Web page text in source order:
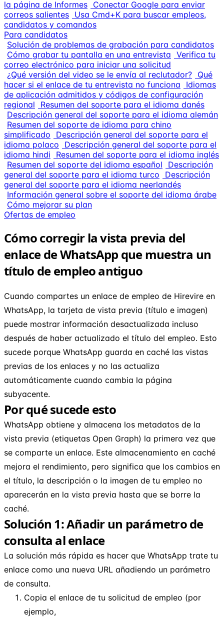
la página de Informes Conectar Google para enviar
correos salientes Usa Cmd+K para buscar empleos,
candidatos y comandos
Para candidatos
Solución de problemas de grabación para candidatos
Cómo grabar tu pantalla en una entrevista Verifica tu
correo electrónico para iniciar una solicitud
¿Qué versión del video se le envía al reclutador? Qué
hacer si el enlace de tu entrevista no funciona
Idiomas
de aplicación admitidos y códigos de configuración
regional
Resumen del soporte para el idioma danés
Descripción general del soporte para el idioma alemán
Resumen del soporte de idioma para chino
simplificado
Descripción general del soporte para el
idioma polaco
Descripción general del soporte para el
idioma hindi
Resumen del soporte para el idioma inglés
Resumen del soporte del idioma español
Descripción
general del soporte para el idioma turco
Descripción
general del soporte para el idioma neerlandés
Información general sobre el soporte del idioma árabe
Cómo mejorar su plan
Ofertas de empleo
Cómo corregir la vista previa del
enlace de WhatsApp que muestra un
título de empleo antiguo
Cuando compartes un enlace de empleo de Hirevire en
WhatsApp, la tarjeta de vista previa (título e imagen)
puede mostrar información desactualizada incluso
después de haber actualizado el título del empleo. Esto
sucede porque WhatsApp guarda en caché las vistas
previas de los enlaces y no las actualiza
automáticamente cuando cambia la página
subyacente.
Por qué sucede esto
WhatsApp obtiene y almacena los metadatos de la
vista previa (etiquetas Open Graph) la primera vez que
se comparte un enlace. Este almacenamiento en caché
mejora el rendimiento, pero significa que los cambios en
el título, la descripción o la imagen de tu empleo no
aparecerán en la vista previa hasta que se borre la
caché.
Solución 1: Añadir un parámetro de
consulta al enlace
La solución más rápida es hacer que WhatsApp trate tu
enlace como una nueva URL añadiendo un parámetro
de consulta.
Copia el enlace de tu solicitud de empleo (por
ejemplo,